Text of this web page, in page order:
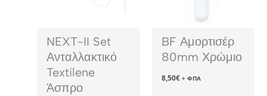
NEXT-II Set
Ανταλλακτικό
Textilene
Άσπρο
BF Αμορτισέρ
80mm Χρώμιο
8,50€ + ΦΠΑ